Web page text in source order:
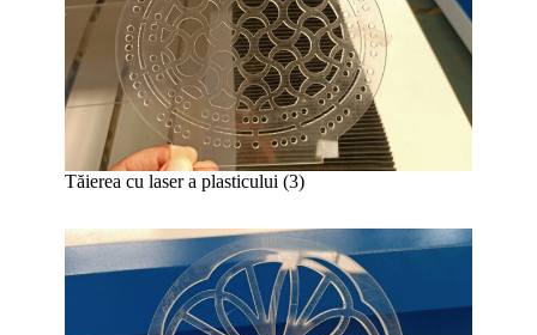
Tăierea cu laser a plasticului (3)